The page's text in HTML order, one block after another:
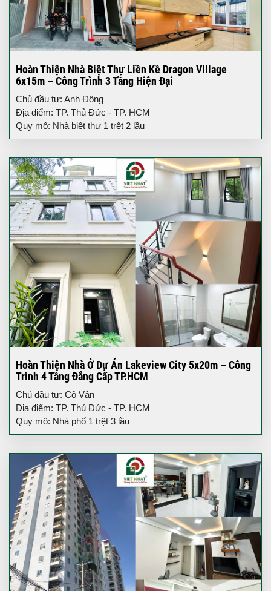
Hoàn Thiện Nhà Biệt Thự Liền Kề Dragon Village
6x15m – Công Trình 3 Tầng Hiện Đại
Chủ đầu tư: Anh Đông
Địa điểm: TP. Thủ Đức - TP. HCM
Quy mô: Nhà biệt thự 1 trệt 2 lầu
Hoàn Thiện Nhà Ở Dự Án Lakeview City 5x20m – Công
Trình 4 Tầng Đẳng Cấp TP.HCM
Chủ đầu tư: Cô Vân
Địa điểm: TP. Thủ Đức - TP. HCM
Quy mô: Nhà phố 1 trệt 3 lầu